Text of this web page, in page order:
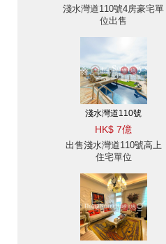
淺水灣道110號4房豪宅單
位出售
淺水灣道110號
HK$ 7億
出售淺水灣道110號高上
住宅單位